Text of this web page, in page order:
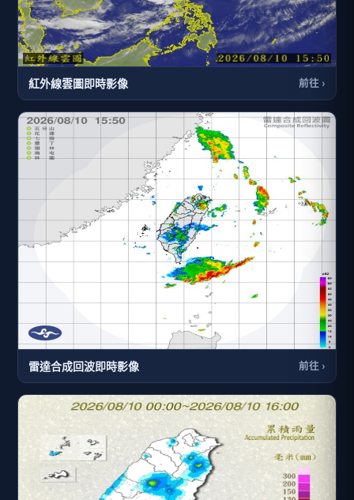
紅外線雲圖即時影像 前往 ›
雷達合成回波即時影像 前往 ›